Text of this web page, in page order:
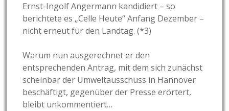
Ernst-Ingolf Angermann kandidiert – so
berichtete es „Celle Heute“ Anfang Dezember –
nicht erneut für den Landtag. (*3)
Warum nun ausgerechnet er den
entsprechenden Antrag, mit dem sich zunächst
scheinbar der Umweltausschuss in Hannover
beschäftigt, gegenüber der Presse erörtert,
bleibt unkommentiert…